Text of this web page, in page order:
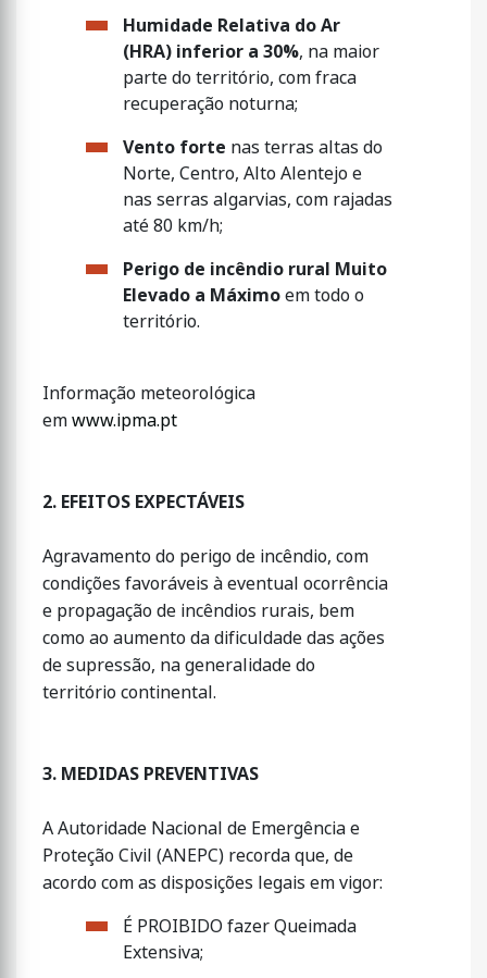
Humidade Relativa do Ar
(HRA) inferior a 30%, na maior
parte do território, com fraca
recuperação noturna;
Vento forte nas terras altas do
Norte, Centro, Alto Alentejo e
nas serras algarvias, com rajadas
até 80 km/h;
Perigo de incêndio rural Muito
Elevado a Máximoem todo o
território.
Informação meteorológica
emwww.ipma.pt
2. EFEITOS EXPECTÁVEIS
Agravamento do perigo de incêndio, com
condições favoráveis à eventual ocorrência
e propagação de incêndios rurais, bem
como ao aumento da dificuldade das ações
de supressão, na generalidade do
território continental.
3. MEDIDAS PREVENTIVAS
A Autoridade Nacional de Emergência e
Proteção Civil (ANEPC) recorda que, de
acordo com as disposições legais em vigor:
É PROIBIDO fazer Queimada
Extensiva;